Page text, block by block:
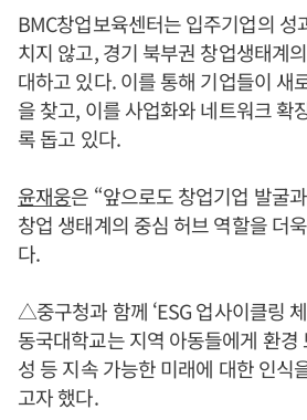
BMC창업보육센터는 입주기업의 성
치지 않고, 경기 북부권 창업생태계
대하고 있다. 이를 통해 기업들이 새
을 찾고, 이를 사업화와 네트워크 확
록 돕고 있다.
윤재웅은 “앞으로도 창업기업 발굴
창업 생태계의 중심 허브 역할을 더
다.
△중구청과 함께 ‘ESG 업사이클링
동국대학교는 지역 아동들에게 환
성 등 지속 가능한 미래에 대한 인식
고자 했다.